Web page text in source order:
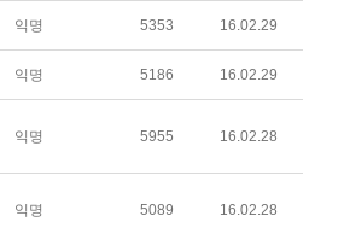
익명 5353 16.02.29
익명 5186 16.02.29
익명 5955 16.02.28
익명 5089 16.02.28